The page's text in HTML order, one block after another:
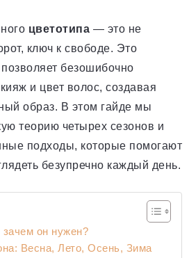
цветотипа — это не
ключ к свободе. Это
безошибочно
и цвет волос, создавая
образ. В этом гайде мы
теорию четырех сезонов и
подходы, которые помогают
безупречно каждый день.
зачем он нужен?
Весна, Лето, Осень, Зима